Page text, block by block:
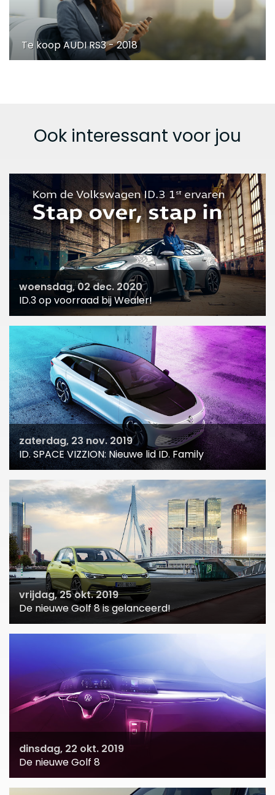
Te koop AUDI RS3 - 2018
Ook interessant voor jou
woensdag, 02 dec. 2020
ID.3 op voorraad bij Wealer!
zaterdag, 23 nov. 2019
ID. SPACE VIZZION: Nieuwe lid ID. Family
vrijdag, 25 okt. 2019
De nieuwe Golf 8 is gelanceerd!
dinsdag, 22 okt. 2019
De nieuwe Golf 8